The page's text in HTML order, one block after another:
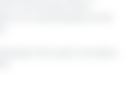
fim de semana, foram
com a participação de 96
333 a partir de dados